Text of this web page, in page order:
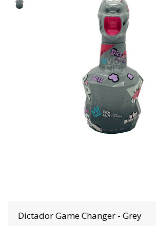
DictadorGame Changer - Grey